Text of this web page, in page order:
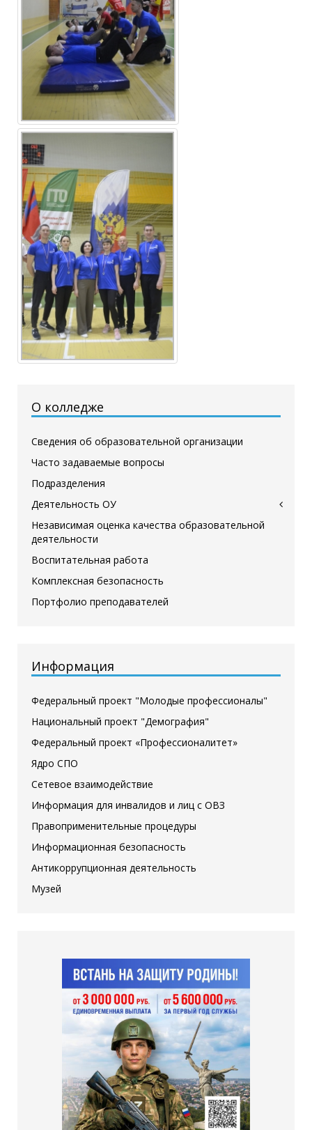
О колледже
Сведения об образовательной организации
Часто задаваемые вопросы
Подразделения
Деятельность ОУ
Независимая оценка качества образовательной
деятельности
Воспитательная работа
Комплексная безопасность
Портфолио преподавателей
Информация
Федеральный проект "Молодые профессионалы"
Национальный проект "Демография"
Федеральный проект «Профессионалитет»
Ядро СПО
Сетевое взаимодействие
Информация для инвалидов и лиц с ОВЗ
Правоприменительные процедуры
Информационная безопасность
Антикоррупционная деятельность
Музей